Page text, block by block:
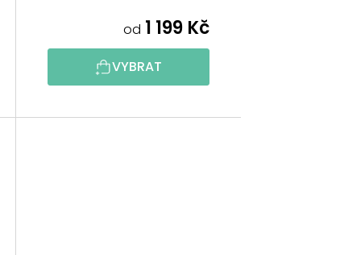
Ů
od 1 199 Kč
VYBRAT